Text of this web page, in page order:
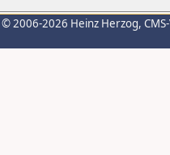
© 2006-2026 Heinz Herzog,